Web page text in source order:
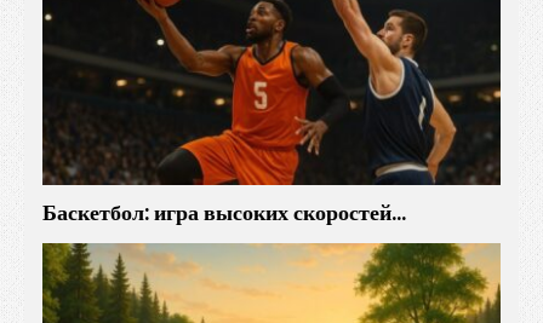
Баскетбол: игра высоких скоростей…